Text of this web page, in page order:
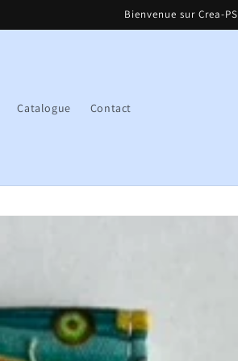
Bienvenue sur Crea-PS
Catalogue Contact